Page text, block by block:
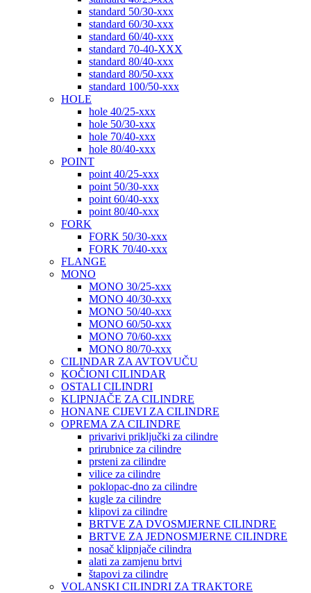
standard 50/30-xxx
standard 60/30-xxx
standard 60/40-xxx
standard 70-40-XXX
standard 80/40-xxx
standard 80/50-xxx
standard 100/50-xxx
HOLE
hole 40/25-xxx
hole 50/30-xxx
hole 70/40-xxx
hole 80/40-xxx
POINT
point 40/25-xxx
point 50/30-xxx
point 60/40-xxx
point 80/40-xxx
FORK
FORK 50/30-xxx
FORK 70/40-xxx
FLANGE
MONO
MONO 30/25-xxx
MONO 40/30-xxx
MONO 50/40-xxx
MONO 60/50-xxx
MONO 70/60-xxx
MONO 80/70-xxx
CILINDAR ZA AVTOVUČU
KOČIONI CILINDAR
OSTALI CILINDRI
KLIPNJAČE ZA CILINDRE
HONANE CIJEVI ZA CILINDRE
OPREMA ZA CILINDRE
privarivi priključki za cilindre
prirubnice za cilindre
prsteni za cilindre
vilice za cilindre
poklopac-dno za cilindre
kugle za cilindre
klipovi za cilindre
BRTVE ZA DVOSMJERNE CILINDRE
BRTVE ZA JEDNOSMJERNE CILINDRE
nosač klipnjače cilindra
alati za zamjenu brtvi
štapovi za cilindre
VOLANSKI CILINDRI ZA TRAKTORE